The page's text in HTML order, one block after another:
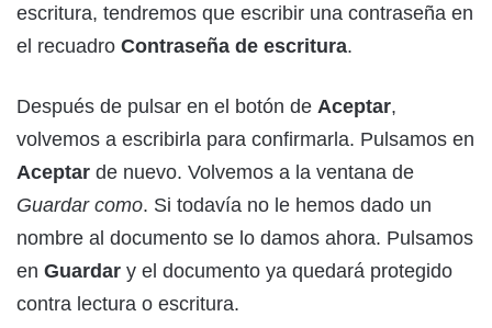
escritura, tendremos que escribir una contraseña en
el recuadro Contraseña de escritura.
Después de pulsar en el botón de Aceptar,
volvemos a escribirla para confirmarla. Pulsamos en
Aceptar de nuevo. Volvemos a la ventana de
Guardar como. Si todavía no le hemos dado un
nombre al documento se lo damos ahora. Pulsamos
en Guardar y el documento ya quedará protegido
contra lectura o escritura.